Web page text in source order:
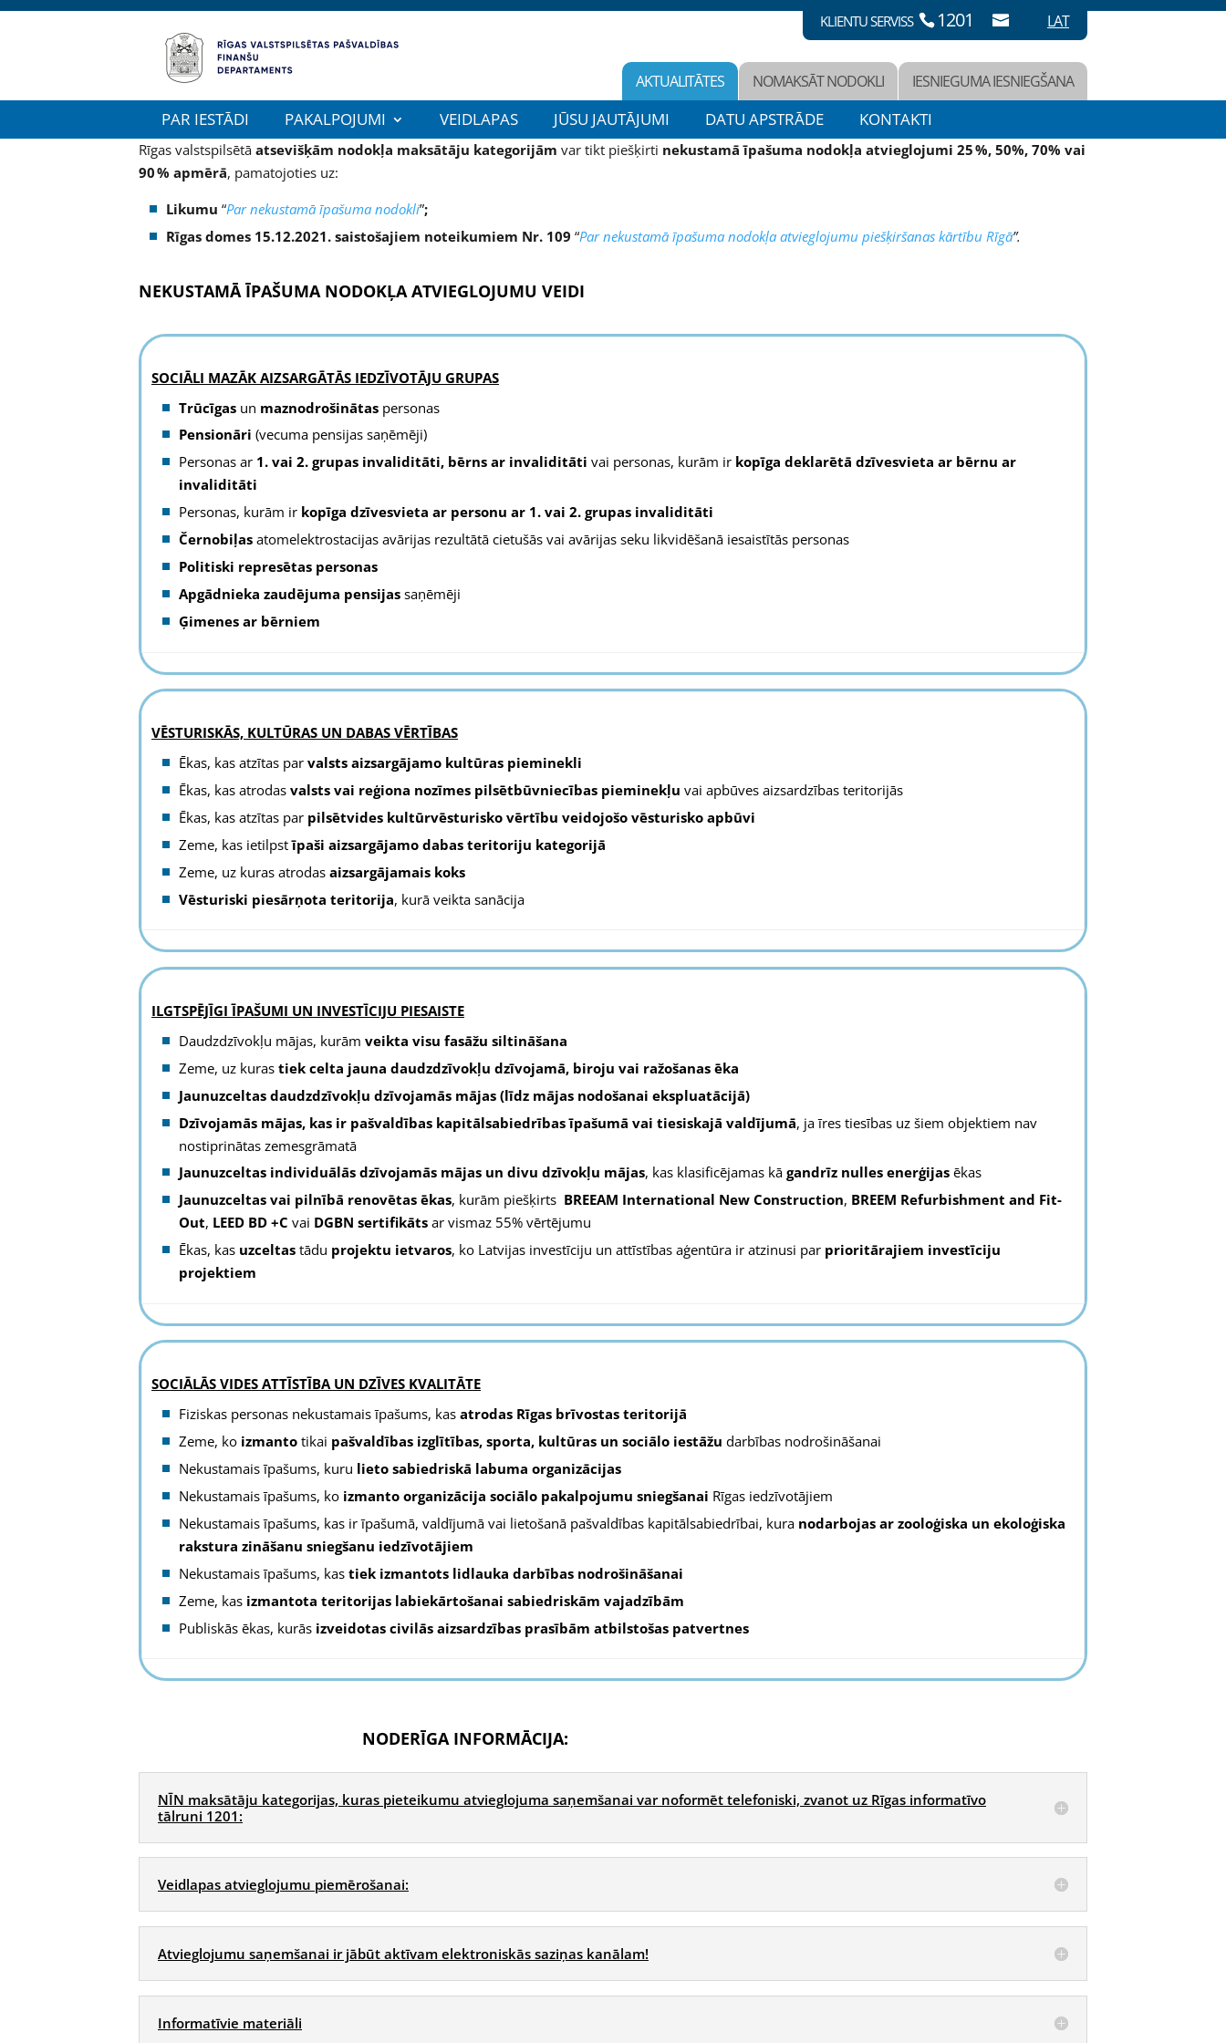
KLIENTU SERVISS 1201 LAT
AKTUALITĀTES NOMAKSĀT NODOKLI IESNIEGUMA IESNIEGŠANA
PAR IESTĀDI PAKALPOJUMI VEIDLAPAS JŪSU JAUTĀJUMI DATU APSTRĀDE KONTAKTI
Rīgas valstspilsētā atsevišķām nodokļa maksātāju kategorijām var tikt piešķirti nekustamā īpašuma nodokļa atvieglojumi 25 %, 50%, 70% vai
90 % apmērā, pamatojoties uz:
Likumu “Par nekustamā īpašuma nodokli”;
Rīgas domes 15.12.2021. saistošajiem noteikumiem Nr. 109 “Par nekustamā īpašuma nodokļa atvieglojumu piešķiršanas kārtību Rīgā”.
NEKUSTAMĀ ĪPAŠUMA NODOKĻA ATVIEGLOJUMU VEIDI
SOCIĀLI MAZĀK AIZSARGĀTĀS IEDZĪVOTĀJU GRUPAS
Trūcīgas un maznodrošinātas personas
Pensionāri (vecuma pensijas saņēmēji)
Personas ar 1. vai 2. grupas invaliditāti, bērns ar invaliditāti vai personas, kurām ir kopīga deklarētā dzīvesvieta ar bērnu ar
invaliditāti
Personas, kurām ir kopīga dzīvesvieta ar personu ar 1. vai 2. grupas invaliditāti
Černobiļas atomelektrostacijas avārijas rezultātā cietušās vai avārijas seku likvidēšanā iesaistītās personas
Politiski represētas personas
Apgādnieka zaudējuma pensijas saņēmēji
Ģimenes ar bērniem
VĒSTURISKĀS, KULTŪRAS UN DABAS VĒRTĪBAS
Ēkas, kas atzītas par valsts aizsargājamo kultūras pieminekli
Ēkas, kas atrodas valsts vai reģiona nozīmes pilsētbūvniecības pieminekļu vai apbūves aizsardzības teritorijās
Ēkas, kas atzītas par pilsētvides kultūrvēsturisko vērtību veidojošo vēsturisko apbūvi
Zeme, kas ietilpstīpaši aizsargājamo dabas teritoriju kategorijā
Zeme, uz kuras atrodas aizsargājamais koks
Vēsturiski piesārņota teritorija, kurā veikta sanācija
ILGTSPĒJĪGI ĪPAŠUMI UN INVESTĪCIJU PIESAISTE
Daudzdzīvokļu mājas, kurām veikta visu fasāžu siltināšana
Zeme, uz kuras tiek celta jauna daudzdzīvokļu dzīvojamā, biroju vai ražošanas ēka
Jaunuzceltas daudzdzīvokļu dzīvojamās mājas (līdz mājas nodošanai ekspluatācijā)
Dzīvojamās mājas, kas ir pašvaldības kapitālsabiedrības īpašumā vai tiesiskajā valdījumā, ja īres tiesības uz šiem objektiem nav
nostiprinātas zemesgrāmatā
Jaunuzceltas individuālās dzīvojamās mājas un divu dzīvokļu mājas, kas klasificējamas kā gandrīz nulles enerģijas ēkas
Jaunuzceltas vai pilnībā renovētas ēkas, kurām piešķirts BREEAM International New Construction, BREEM Refurbishment and Fit-
Out, LEED BD +C vai DGBN sertifikāts ar vismaz 55% vērtējumu
Ēkas, kas uzceltas tādu projektu ietvaros, ko Latvijas investīciju un attīstības aģentūra ir atzinusi par prioritārajiem investīciju
projektiem
SOCIĀLĀS VIDES ATTĪSTĪBA UN DZĪVES KVALITĀTE
Fiziskas personas nekustamais īpašums, kas atrodas Rīgas brīvostas teritorijā
Zeme, ko izmanto tikai pašvaldības izglītības, sporta, kultūras un sociālo iestāžu darbības nodrošināšanai
Nekustamais īpašums, kuru lieto sabiedriskā labuma organizācijas
Nekustamais īpašums, ko izmanto organizācija sociālo pakalpojumu sniegšanai Rīgas iedzīvotājiem
Nekustamais īpašums, kas ir īpašumā, valdījumā vai lietošanā pašvaldības kapitālsabiedrībai, kura nodarbojas ar zooloģiska un ekoloģiska
rakstura zināšanu sniegšanu iedzīvotājiem
Nekustamais īpašums, kas tiek izmantots lidlauka darbības nodrošināšanai
Zeme, kas izmantota teritorijas labiekārtošanai sabiedriskām vajadzībām
Publiskās ēkas, kurās izveidotas civilās aizsardzības prasībām atbilstošas patvertnes
NODERĪGA INFORMĀCIJA:
NĪN maksātāju kategorijas, kuras pieteikumu atvieglojuma saņemšanai var noformēt telefoniski, zvanot uz Rīgas informatīvo
tālruni 1201:
Veidlapas atvieglojumu piemērošanai:
Atvieglojumu saņemšanai ir jābūt aktīvam elektroniskās saziņas kanālam!
Informatīvie materiāli